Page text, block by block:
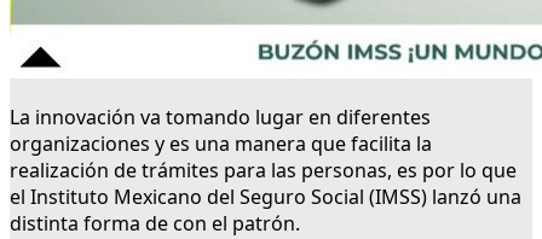
La innovación va tomando lugar en diferentes
organizaciones y es una manera que facilita la
realización de trámites para las personas, es por lo que
el Instituto Mexicano del Seguro Social (IMSS) lanzó una
distinta forma de con el patrón.